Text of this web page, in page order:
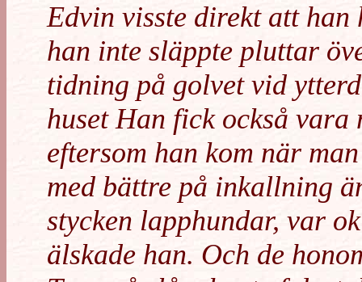
Edvin visste direkt att han
han inte släppte pluttar
tidning på golvet vid
huset Han fick också vara
eftersom han kom när
med bättre på inkallning
stycken lapphundar, var
älskade han. Och de